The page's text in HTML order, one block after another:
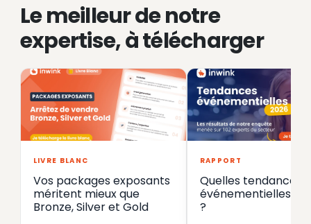
Le meilleur de notre
expertise, à télécharger
LIVRE BLANC
Vos packages exposants
méritent mieux que
Bronze, Silver et Gold
RAPPORT
Quelles tendances
événementielles en
?